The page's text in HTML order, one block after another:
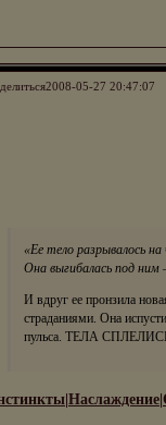
2008-05-27 20:47:07
«Ее тело разрывалось
Она выгибалась под
И вдруг ее пронзила
страданиями. Она
пульса. ТЕЛА